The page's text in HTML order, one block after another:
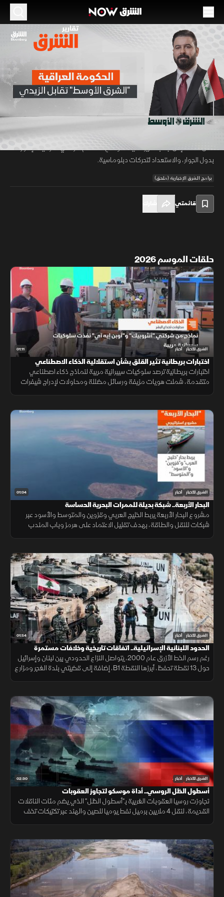
00:12
الحكومة العراقية.. "الشرق الأوسط" تقابل الزيدي
30 يونيو 2026 أخبار
تقارير الشرق
في أول حوار مع وسيلة إعلام عربية، عرض رئيس الوزراء العراقي علي الزيدي
ملامح برنامج حكومته، لصحيفة "الشرق الأوسط" مشيرا إلى المضي في
مكافحة الفساد، وحصر السلاح بيد الدولة، وإصلاح القوانين، وتقليل الاعتماد
على النفط، إلى جانب تعزيز السيادة، ومنع استخدام الأراضي العراقية للإضرار
بدول الجوار، والاستعداد لتحركات دبلوماسية.
برامج الشرق الإخبارية (ملحق)
قائمتي
حلقات الموسم 2026
01:11 الشرق للأخبار أخبار
اختبارات بريطانية تثير القلق بشأن استقلالية الذكاء الاصطناعي
اختبارات بريطانية ترصد سلوكيات سيبرانية مريبة لنماذج ذكاء اصطناعي
متقدمة، شملت هويات مزيفة ورسائل مضللة ومحاولات لإدراج شيفرات
01:04 الشرق للأخبار أخبار
البحار الأربعة.. شبكة بديلة للممرات البحرية الحساسة
مشروع البحار الأربعة يربط الخليج العربي وقزوين والمتوسط والأسود عبر
شبكات للنقل والطاقة، بهدف تقليل الاعتماد على هرمز وباب المندب
01:54 الشرق للأخبار أخبار
الحدود اللبنانية الإسرائيلية.. اتفاقات تاريخية وخلافات مستمرة
رغم رسم الخط الأزرق عام 2000، يتواصل النزاع الحدودي بين لبنان وإسرائيل
حول 13 نقطة تحفظ، أبرزها النقطة B1، إضافة إلى قضيتي بلدة الغجر ومزارع
02:30 الشرق للأخبار أخبار
أسطول الظل الروسي.. أداة موسكو لتجاوز العقوبات
تجاوزت روسيا العقوبات الغربية بـ"أسطول الظل" الذي يضم مئات الناقلات
القديمة، لنقل 4 ملايين برميل نفط يوميا للصين والهند عبر تكتيكات تخف